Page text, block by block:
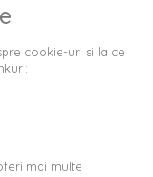
cookie-uri si la ce
mai multe